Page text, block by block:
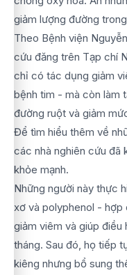
giảm lượng đường
Theo Bệnh viện
cứu đăng trên Tạp chí
chỉ có tác dụng giảm
bệnh tim - mà còn làm
đường ruột và giảm
Để tìm hiểu thêm về
các nhà nghiên cứu đã
khỏe mạnh.
Những người này thực
xơ và polyphenol - hợp
giảm viêm và giúp
tháng. Sau đó, họ tiếp
kiêng nhưng bổ sung